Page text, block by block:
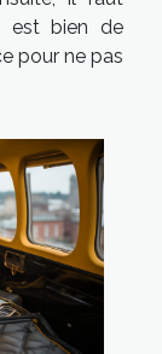
est bien de
pour ne pas